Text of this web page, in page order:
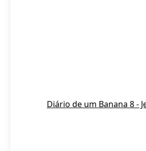
Diário de um Banana 8 -